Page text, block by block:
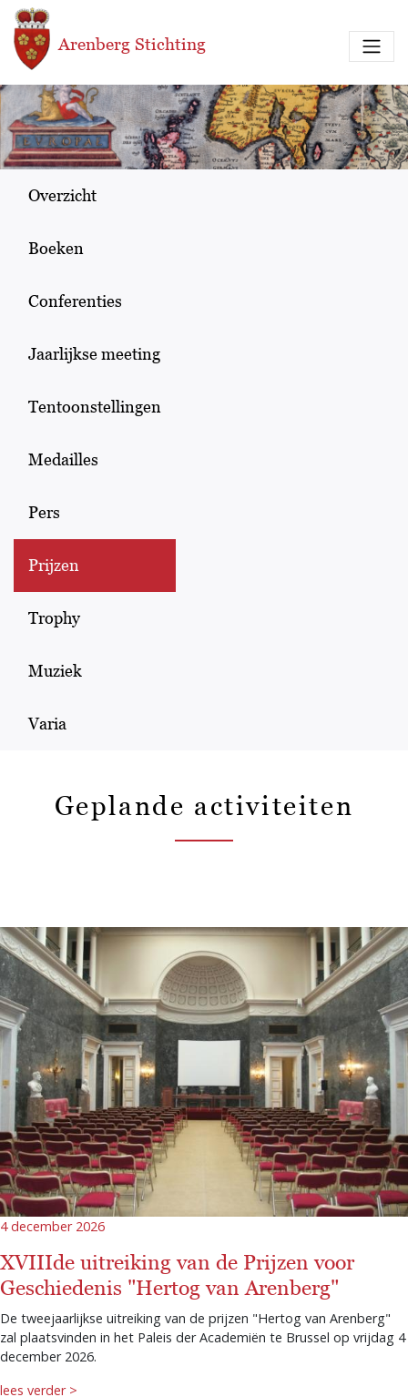
Overslaan en naar de inhoud gaan
Arenberg Stichting
Overzicht
Boeken
Conferenties
Jaarlijkse meeting
Tentoonstellingen
Medailles
Pers
Prijzen
Trophy
Muziek
Varia
Geplande activiteiten
4 december 2026
XVIIIde uitreiking van de Prijzen voor
Geschiedenis "Hertog van Arenberg"
De tweejaarlijkse uitreiking van de prijzen "Hertog van Arenberg"
zal plaatsvinden in het Paleis der Academiën te Brussel op vrijdag 4
december 2026.
lees verder >